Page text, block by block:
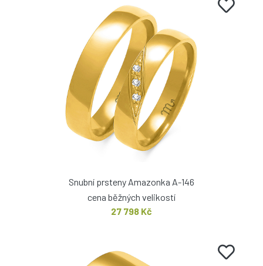
Snubní prsteny Amazonka A-146
cena běžných velikostí
27 798 Kč